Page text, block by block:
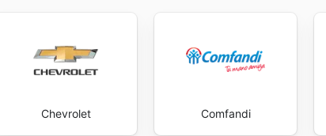
Chevrolet Comfandi